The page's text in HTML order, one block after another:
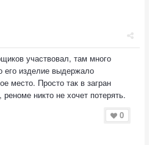
участвовал, там много
его изделие выдержало
место. Просто так в загран
никто не хочет потерять.
0